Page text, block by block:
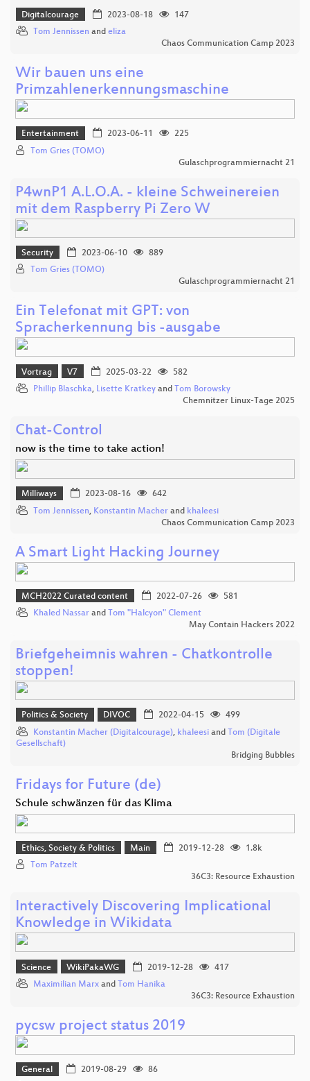
Digitalcourage 2023-08-18
147
Tom Jennissen and eliza
Chaos Communication Camp 2023
Wir bauen uns eine
Primzahlenerkennungsmaschine
Entertainment 2023-06-11
225
Tom Gries (TOMO)
Gulaschprogrammiernacht 21
P4wnP1 A.L.O.A. - kleine Schweinereien
mit dem Raspberry Pi Zero W
Security 2023-06-10
889
Tom Gries (TOMO)
Gulaschprogrammiernacht 21
Ein Telefonat mit GPT: von
Spracherkennung bis -ausgabe
Vortrag V7 2025-03-22
582
Phillip Blaschka, Lisette Kratkey and Tom Borowsky
Chemnitzer Linux-Tage 2025
Chat-Control
now is the time to take action!
Milliways 2023-08-16
642
Tom Jennissen, Konstantin Macher and khaleesi
Chaos Communication Camp 2023
A Smart Light Hacking Journey
MCH2022 Curated content 2022-07-26
581
Khaled Nassar and Tom "Halcyon" Clement
May Contain Hackers 2022
Briefgeheimnis wahren - Chatkontrolle
stoppen!
Politics & Society DIVOC 2022-04-15
499
Konstantin Macher (Digitalcourage), khaleesi and Tom (Digitale
Gesellschaft)
Bridging Bubbles
Fridays for Future (de)
Schule schwänzen für das Klima
Ethics, Society & Politics Main 2019-12-28
1.8k
Tom Patzelt
36C3: Resource Exhaustion
Interactively Discovering Implicational
Knowledge in Wikidata
Science WikiPakaWG 2019-12-28
417
Maximilian Marx and Tom Hanika
36C3: Resource Exhaustion
pycsw project status 2019
General 2019-08-29
86